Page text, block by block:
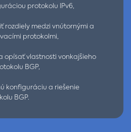
protokolu IPv6,
rozdiely medzi vnútornými a
protokolmi,
opísať vlastnosti vonkajšieho
BGP,
konfiguráciu a riešenie
BGP.